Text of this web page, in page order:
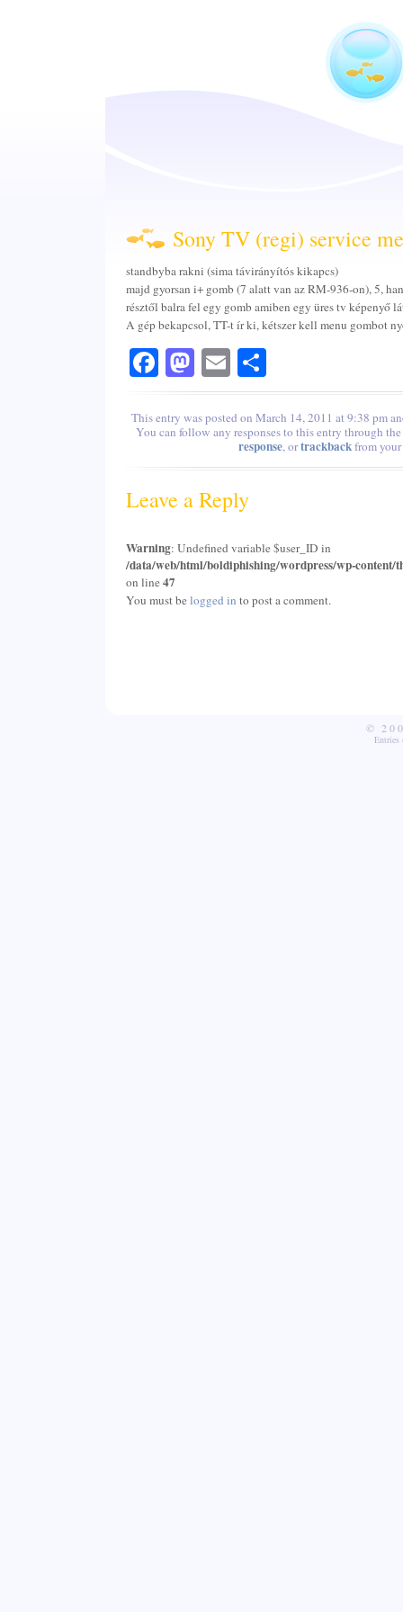
Sony TV (regi) service
standbyba rakni (sima távirányítós kikapcs)
majd gyorsan i+ gomb (7 alatt van az RM-936-on), 5,
résztől balra fel egy gomb amiben egy üres tv képenyő
A gép bekapcsol, TT-t ír ki, kétszer kell menu gombot
Facebook
Mastodon
EmailShare
This entry was posted on March 14, 2011 at 9:38 pm
You can follow any responses to this entry through the
response, ortrackbackfrom your
Leave a Reply
Warning: Undefined variable $user_ID in
/data/web/html/boldiphishing/wordpress/wp-content/
on line47
You must belogged in to post a comment.
©
Entries